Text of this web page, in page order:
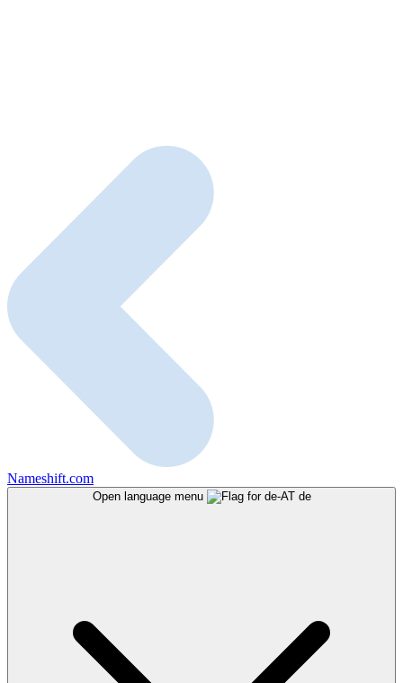
Nameshift.com
Open language menu de